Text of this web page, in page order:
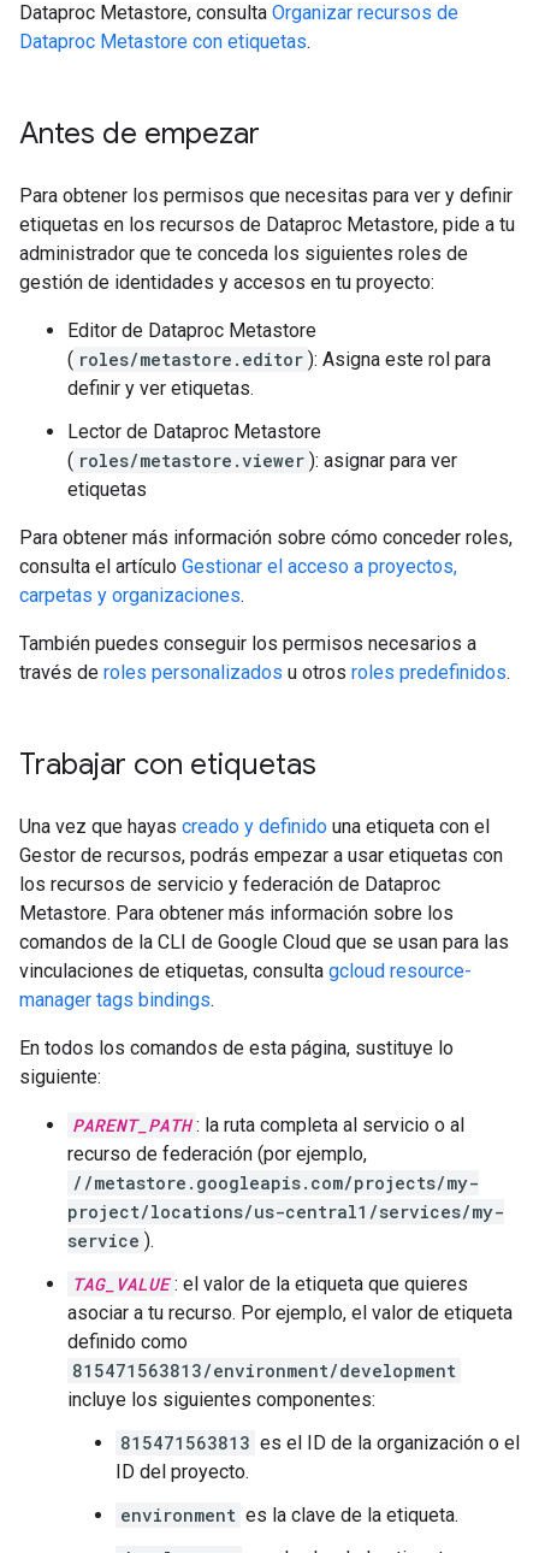
Dataproc Metastore, consulta Organizar recursos de
Dataproc Metastore con etiquetas.
Antes de empezar
Para obtener los permisos que necesitas para ver y definir
etiquetas en los recursos de Dataproc Metastore, pide a tu
administrador que te conceda los siguientes roles de
gestión de identidades y accesos en tu proyecto:
Editor de Dataproc Metastore
( roles/metastore.editor ): Asigna este rol para
definir y ver etiquetas.
Lector de Dataproc Metastore
( roles/metastore.viewer ): asignar para ver
etiquetas
Para obtener más información sobre cómo conceder roles,
consulta el artículo Gestionar el acceso a proyectos,
carpetas y organizaciones.
También puedes conseguir los permisos necesarios a
través de roles personalizados u otros roles predefinidos.
Trabajar con etiquetas
Una vez que hayas creado y definido una etiqueta con el
Gestor de recursos, podrás empezar a usar etiquetas con
los recursos de servicio y federación de Dataproc
Metastore. Para obtener más información sobre los
comandos de la CLI de Google Cloud que se usan para las
vinculaciones de etiquetas, consulta gcloud resource-
manager tags bindings.
En todos los comandos de esta página, sustituye lo
siguiente:
PARENT_PATH : la ruta completa al servicio o al
recurso de federación (por ejemplo,
//metastore.googleapis.com/projects/my-
project/locations/us-central1/services/my-
service ).
TAG_VALUE : el valor de la etiqueta que quieres
asociar a tu recurso. Por ejemplo, el valor de etiqueta
definido como
815471563813/environment/development
incluye los siguientes componentes:
815471563813 es el ID de la organización o el
ID del proyecto.
environment es la clave de la etiqueta.